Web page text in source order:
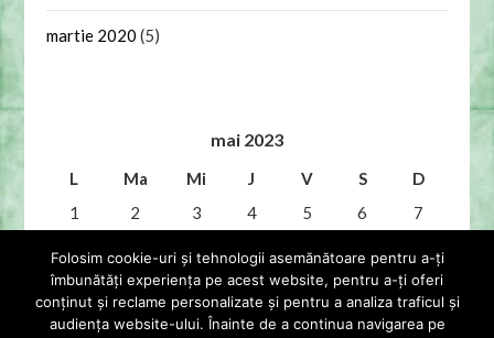
martie 2020 (5)
mai 2023
L Ma Mi J V S
D
1
2 3 4 5 6 7
8 9 10 11 12 13 14
15 16 17 18 19 20 21
Folosim cookie-uri și tehnologii asemănătoare pentru a-ți
îmbunătăți experiența pe acest website, pentru a-ți oferi
conținut și reclame personalizate și pentru a analiza traficul și
audiența website-ului. Înainte de a continua navigarea pe